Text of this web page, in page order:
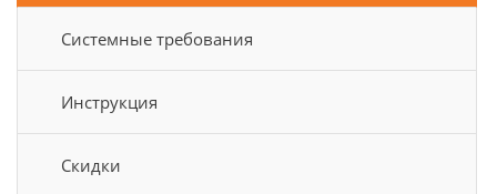
Системные требования
Инструкция
Скидки